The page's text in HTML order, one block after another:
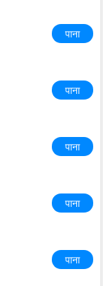
पाना
पाना
पाना
पाना
पाना